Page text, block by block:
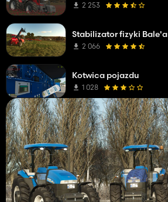
2 253
Stabilizator fizyki Bale'a
2 066
Kotwica pojazdu
1 028